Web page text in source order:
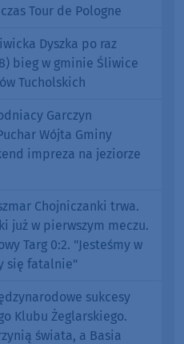
Tour de Pologne
Dyszka po raz
bieg w gminie Śliwice
Tucholskich
Garczyn
Wójta Gminy
impreza na jeziorze
Chojniczanki trwa.
już w pierwszym meczu.
Targ 0:2. "Jesteśmy w
się fatalnie"
sukcesy
Klubu Żeglarskiego.
świata, a Basia